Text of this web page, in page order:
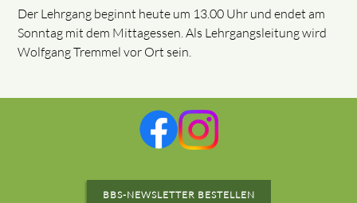
Der Lehrgang beginnt heute um 13.00 Uhr und endet am
Sonntag mit dem Mittagessen. Als Lehrgangsleitung wird
Wolfgang Tremmel vor Ort sein.
BBS-NEWSLETTER BESTELLEN